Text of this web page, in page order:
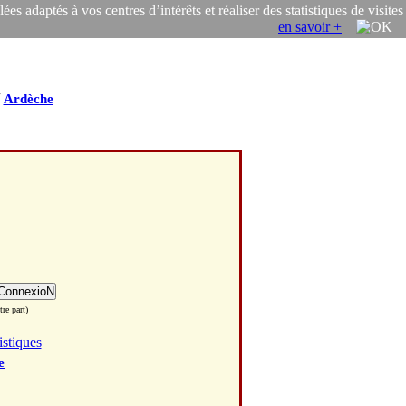
adaptés à vos centres d’intérêts et réaliser des statistiques de visites
en savoir +
Ardèche
part)